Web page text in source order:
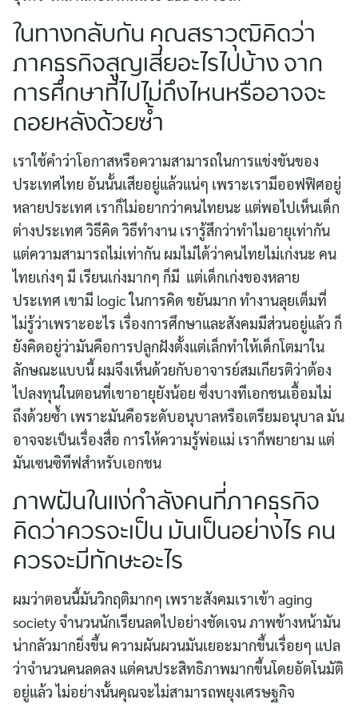
ในทางกลับกัน คุณสราวุฒิคิดว่า
ภาคธุรกิจสูญเสียอะไรไปบ้าง จาก
การศึกษาที่ไปไม่ถึงไหนหรืออาจจะ
ถอยหลังด้วยซ้ำ
เราใช้คำว่าโอกาสหรือความสามารถในการแข่งขันของ
ประเทศไทย อันนั้นเสียอยู่แล้วแน่ๆ เพราะเรามีออฟฟิศอยู่
หลายประเทศ เราก็ไม่อยากว่าคนไทยนะ แต่พอไปเห็นเด็ก
ต่างประเทศ วิธีคิด วิธีทำงาน เรารู้สึกว่าทำไมอายุเท่ากัน
แต่ความสามารถไม่เท่ากัน ผมไม่ได้ว่าคนไทยไม่เก่งนะ คน
ไทยเก่งๆ มี เรียนเก่งมากๆ ก็มี แต่เด็กเก่งของหลาย
ประเทศ เขามี logic ในการคิด ขยันมาก ทำงานลุยเต็มที่
ไม่รู้ว่าเพราะอะไร เรื่องการศึกษาและสังคมมีส่วนอยู่แล้ว ก็
ยังคิดอยู่ว่ามันคือการปลูกฝังตั้งแต่เล็กทำให้เด็กโตมาใน
ลักษณะแบบนี้ ผมจึงเห็นด้วยกับอาจารย์สมเกียรติว่าต้อง
ไปลงทุนในตอนที่เขาอายุยังน้อย ซึ่งบางทีเอกชนเอื้อมไม่
ถึงด้วยซ้ำ เพราะมันคือระดับอนุบาลหรือเตรียมอนุบาล มัน
อาจจะเป็นเรื่องสื่อ การให้ความรู้พ่อแม่ เราก็พยายาม แต่
มันเซนซิทีฟสำหรับเอกชน
ภาพฝันในแง่กำลังคนที่ภาคธุรกิจ
คิดว่าควรจะเป็น มันเป็นอย่างไร คน
ควรจะมีทักษะอะไร
ผมว่าตอนนี้มันวิกฤติมากๆ เพราะสังคมเราเข้า aging
society จำนวนนักเรียนลดไปอย่างชัดเจน ภาพข้างหน้ามัน
น่ากลัวมากยิ่งขึ้น ความผันผวนมันเยอะมากขึ้นเรื่อยๆ แปล
ว่าจำนวนคนลดลง แต่คนประสิทธิภาพมากขึ้นโดยอัตโนมัติ
อยู่แล้ว ไม่อย่างนั้นคุณจะไม่สามารถพยุงเศรษฐกิจ